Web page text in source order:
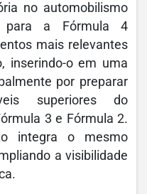
no automobilismo
para a Fórmula 4
mais relevantes
inserindo-o em uma
por preparar
superiores do
3 e Fórmula 2.
integra o mesmo
a visibilidade